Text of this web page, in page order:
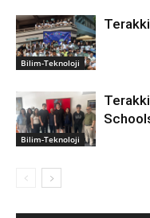
Bilim-Teknoloji
Bilim-Teknoloji